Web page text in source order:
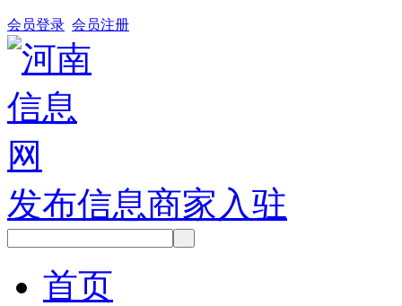
会员登录 会员注册
发布信息商家入驻
首页